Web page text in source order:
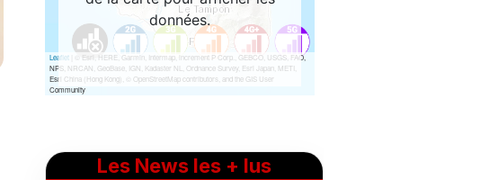
Les News les + lus